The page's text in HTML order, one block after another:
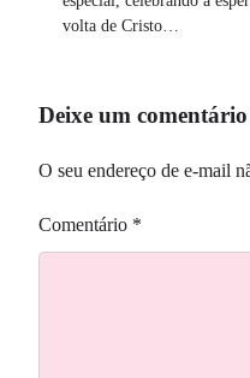
volta de Cristo…
Deixe um comentário
O seu endereço de e-mail
Comentário *